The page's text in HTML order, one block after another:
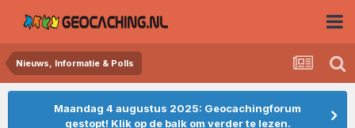
Nieuws, Informatie & Polls
Maandag 4 augustus 2025: Geocachingforum
gestopt! Klik op de balk om verder te lezen.